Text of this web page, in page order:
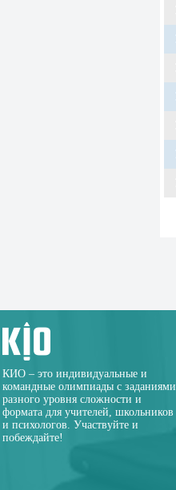
КИО – это индивидуальные и
командные олимпиады с заданиями
разного уровня сложности и
формата для учителей, школьников
и психологов. Участвуйте и
побеждайте!